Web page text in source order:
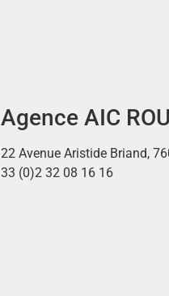
Agence AIC
22 Avenue Aristide Briand,
33 (0)2 32 08 16 16